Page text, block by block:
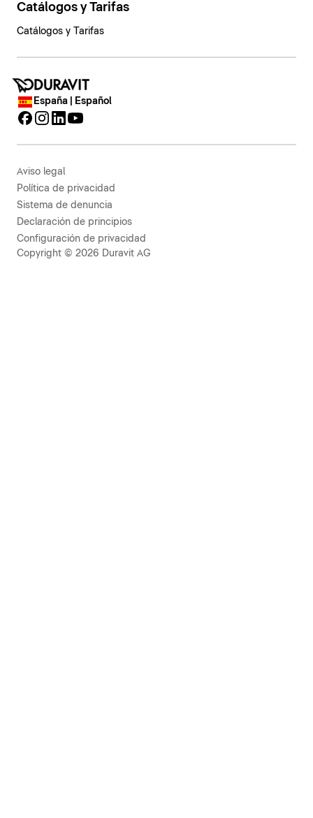
Catálogos y Tarifas
Catálogos y Tarifas
España | Español
Aviso legal
Política de privacidad
Sistema de denuncia
Declaración de principios
Configuración de privacidad
Copyright © 2026 Duravit AG